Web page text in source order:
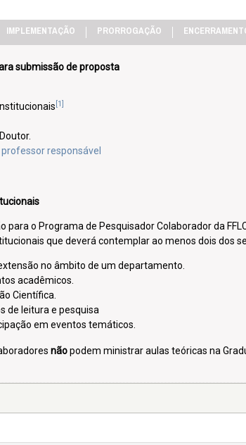
IMPLEMENTAÇÃO PRORROGAÇÃO
submissão de proposta
[1]
responsável
para o Programa de Pesquisador Colaborador da
que deverá contemplar ao menos dois dos
no âmbito de um departamento.
acadêmicos.
Científica.
de leitura e pesquisa
em eventos temáticos.
nãopodem ministrar aulas teóricas na